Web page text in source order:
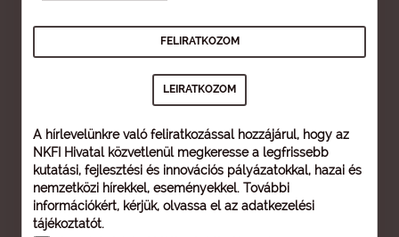
A hírlevelünkre való feliratkozással hozzájárul, hogy az
NKFI Hivatal közvetlenül megkeresse a legfrissebb
kutatási, fejlesztési és innovációs pályázatokkal, hazai és
nemzetközi hírekkel, eseményekkel. További
információkért, kérjük, olvassa el az adatkezelési
tájékoztatót.